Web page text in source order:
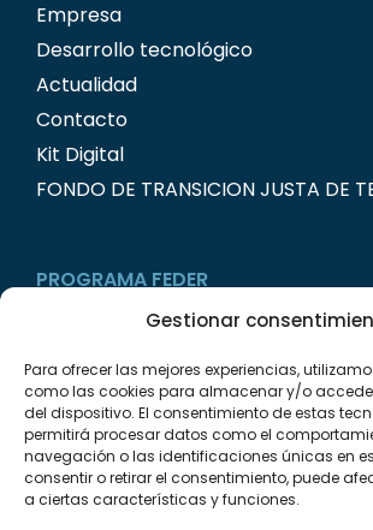
Gestionar
Para ofrecer las mejores experiencias,
como las cookies para almacenar y/o
del dispositivo. El consentimiento de estas
permitirá procesar datos como el
navegación o las identificaciones únicas en
consentir o retirar el consentimiento, puede
a ciertas características y funciones.
Empresa
Desarrollo tecnológico
Actualidad
Contacto
Kit Digital
FONDO DE TRANSICION JUSTA DE
PROGRAMA FEDER